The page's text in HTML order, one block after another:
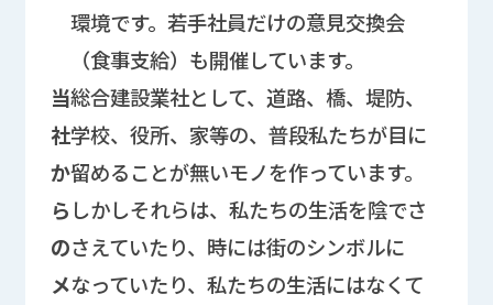
環境です。若手社員だけの意見交換会
（食事支給）も開催しています。
当
社
か
ら
の
メ
総合建設業社として、道路、橋、堤防、
学校、役所、家等の、普段私たちが目に
留めることが無いモノを作っています。
しかしそれらは、私たちの生活を陰でさ
さえていたり、時には街のシンボルに
なっていたり、私たちの生活にはなくて